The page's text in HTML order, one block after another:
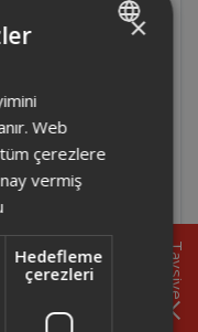
tarifle
Tavsiye
×
Web
çerezlere
vermiş
Hedefleme
çerezleri